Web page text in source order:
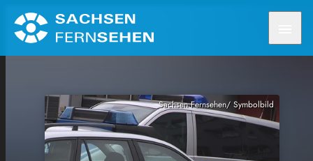
Sachsen Fernsehen/ Symbolbild